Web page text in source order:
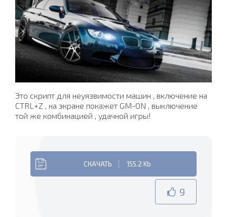
Это скрипт для неуязвимости машин , включение на
CTRL+Z , на экране покажет GM-ON , выключение
той же комбинацией , удачной игры!
СКАЧАТЬ 155.2 Kb
9